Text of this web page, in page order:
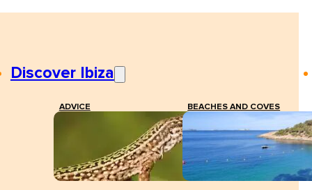
Discover Ibiza
ADVICE BEACHES AND COVES